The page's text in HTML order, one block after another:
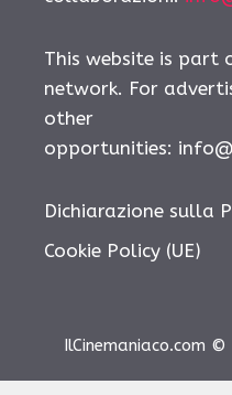
This website is part
network. For
other
opportunities:
Dichiarazione sulla
Cookie Policy (UE)
IlCinemaniaco.com